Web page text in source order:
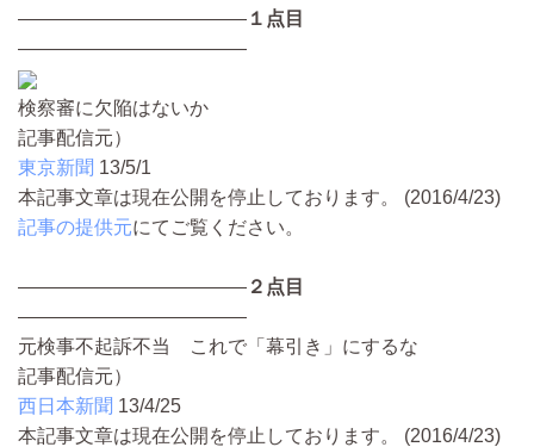
———————————— １点目
————————————
検察審に欠陥はないか
記事配信元）
東京新聞 13/5/1
本記事文章は現在公開を停止しております。 (2016/4/23)
記事の提供元にてご覧ください。
———————————— ２点目
————————————
元検事不起訴不当 これで「幕引き」にするな
記事配信元）
西日本新聞 13/4/25
本記事文章は現在公開を停止しております。 (2016/4/23)